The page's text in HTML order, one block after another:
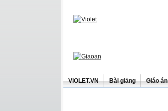
ViOLET.VN Bài giảng Giáo án